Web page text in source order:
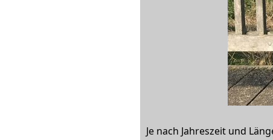
Je nach Jahreszeit und